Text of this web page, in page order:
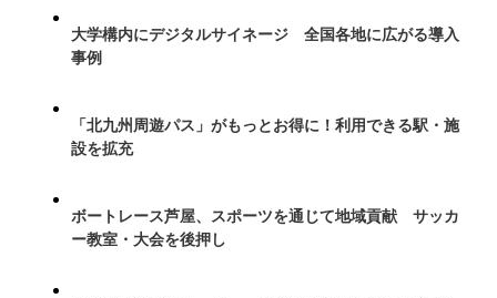
大学構内にデジタルサイネージ 全国各地に広がる導入
事例
「北九州周遊パス」がもっとお得に！利用できる駅・施
設を拡充
ボートレース芦屋、スポーツを通じて地域貢献 サッカ
ー教室・大会を後押し